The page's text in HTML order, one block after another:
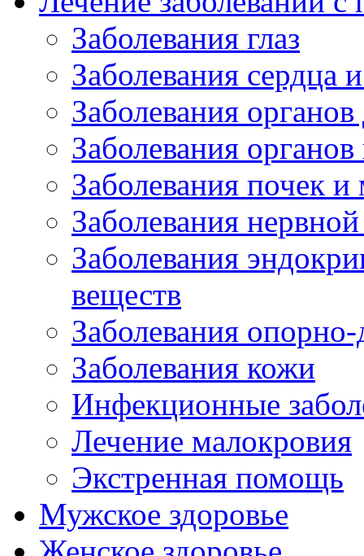
Заболевания глаз
Заболевания сердца
Заболевания
Заболевания
Заболевания почек
Заболевания
Заболевания
веществ
Заболевания опорно-
Заболевания кожи
Инфекционные
Лечение малокровия
Экстренная помощь
Мужское здоровье